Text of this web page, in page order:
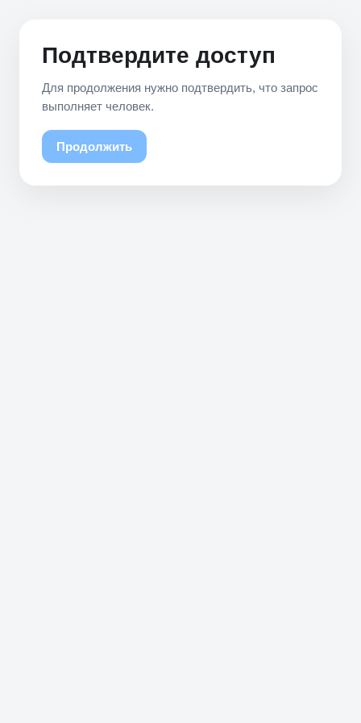
Подтвердите доступ
Для продолжения нужно подтвердить, что запрос
выполняет человек.
Продолжить